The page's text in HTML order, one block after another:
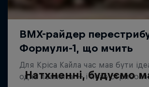
Натхненні, будуємо